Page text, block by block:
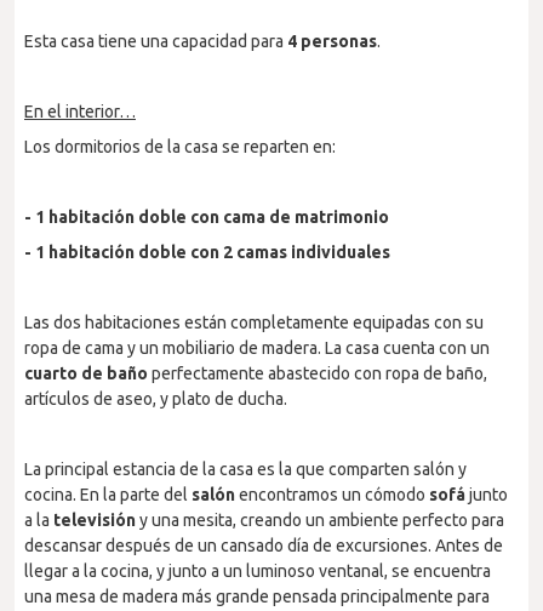
Esta casa tiene una capacidad para 4 personas.
En el interior…
Los dormitorios de la casa se reparten en:
- 1 habitación doble con cama de matrimonio
- 1 habitación doble con 2 camas individuales
Las dos habitaciones están completamente equipadas con su
ropa de cama y un mobiliario de madera. La casa cuenta con un
cuarto de baño perfectamente abastecido con ropa de baño,
artículos de aseo, y plato de ducha.
La principal estancia de la casa es la que comparten salón y
cocina. En la parte del salónencontramos un cómodo sofájunto
a la televisióny una mesita, creando un ambiente perfecto para
descansar después de un cansado día de excursiones. Antes de
llegar a la cocina, y junto a un luminoso ventanal, se encuentra
una mesa de madera más grande pensada principalmente para